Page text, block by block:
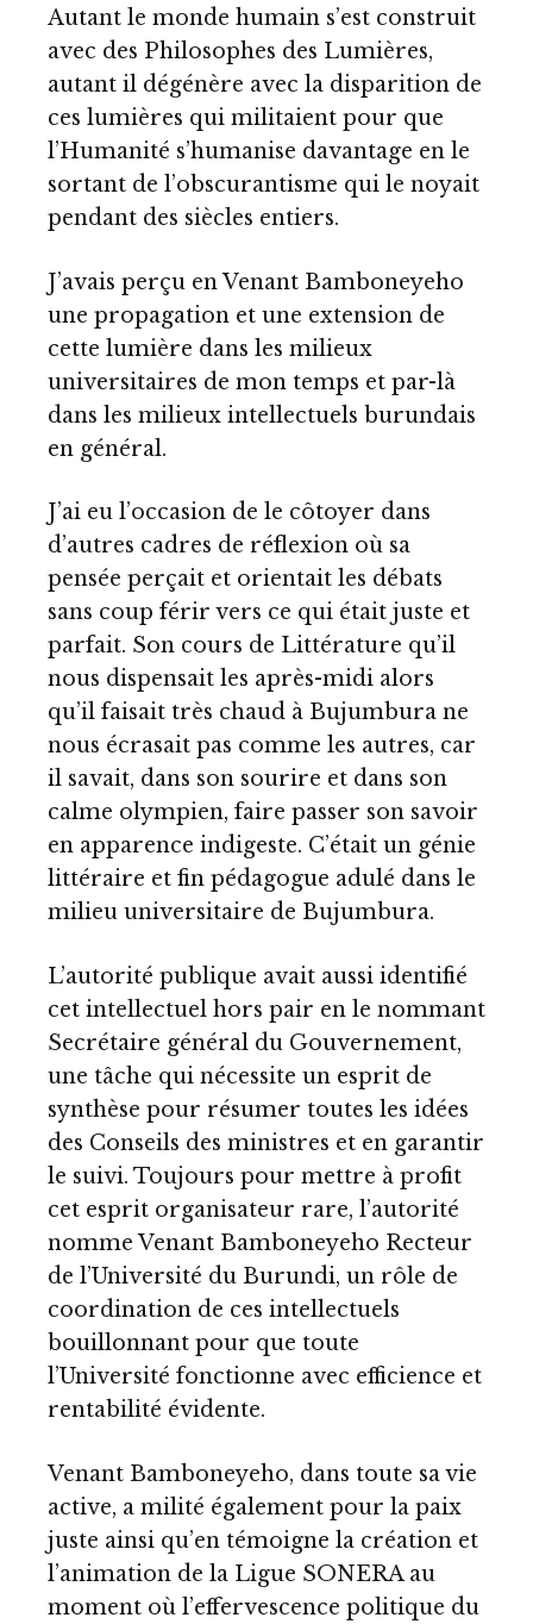
Autant le monde humain s’est construit
avec des Philosophes des Lumières,
autant il dégénère avec la disparition de
ces lumières qui militaient pour que
l’Humanité s’humanise davantage en le
sortant de l’obscurantisme qui le noyait
pendant des siècles entiers.
J’avais perçu en Venant Bamboneyeho
une propagation et une extension de
cette lumière dans les milieux
universitaires de mon temps et par-là
dans les milieux intellectuels burundais
en général.
J’ai eu l’occasion de le côtoyer dans
d’autres cadres de réflexion où sa
pensée perçait et orientait les débats
sans coup férir vers ce qui était juste et
parfait. Son cours de Littérature qu’il
nous dispensait les après-midi alors
qu’il faisait très chaud à Bujumbura ne
nous écrasait pas comme les autres, car
il savait, dans son sourire et dans son
calme olympien, faire passer son savoir
en apparence indigeste. C’était un génie
littéraire et fin pédagogue adulé dans le
milieu universitaire de Bujumbura.
L’autorité publique avait aussi identifié
cet intellectuel hors pair en le nommant
Secrétaire général du Gouvernement,
une tâche qui nécessite un esprit de
synthèse pour résumer toutes les idées
des Conseils des ministres et en garantir
le suivi. Toujours pour mettre à profit
cet esprit organisateur rare, l’autorité
nomme Venant Bamboneyeho Recteur
de l’Université du Burundi, un rôle de
coordination de ces intellectuels
bouillonnant pour que toute
l’Université fonctionne avec efficience et
rentabilité évidente.
Venant Bamboneyeho, dans toute sa vie
active, a milité également pour la paix
juste ainsi qu’en témoigne la création et
l’animation de la Ligue SONERA au
moment où l’effervescence politique du